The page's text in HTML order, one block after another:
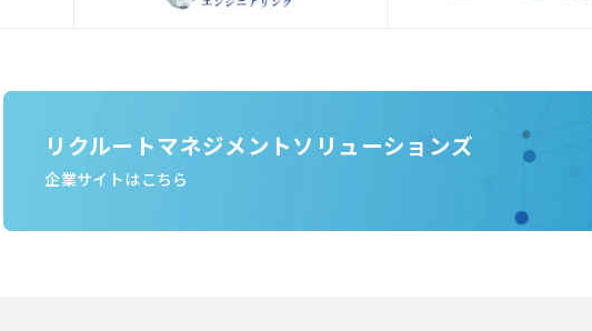
リクルートマネジメントソリューションズ
企業サイトはこちら